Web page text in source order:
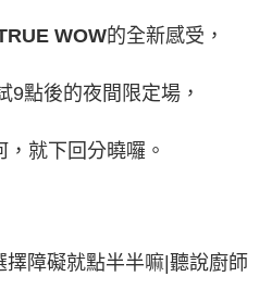
WOW的全新感受，
9點後的夜間限定場，
，就下回分曉囉。
擇障礙就點半半嘛|聽說廚師